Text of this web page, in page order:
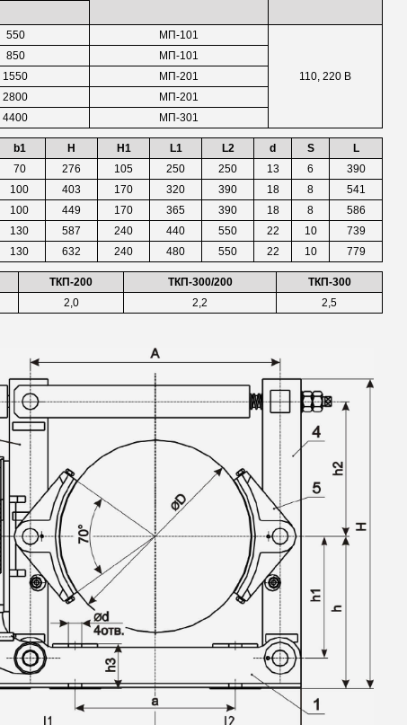
550 МП-101
110, 220 В
850
МП-101
1550
МП-201
2800
МП-201
4400 МП-301
b1 Н H1 L1 L2 d S
L
70 276 105 250 250 13 6
390
100 403 170 320 390 18 8
541
100 449 170 365 390 18 8
586
130 587 240 440 550 22 10
739
130 632 240 480 550 22 10 779
ТКП-200 ТКП-300/200
ТКП-300
2,0 2,2 2,5